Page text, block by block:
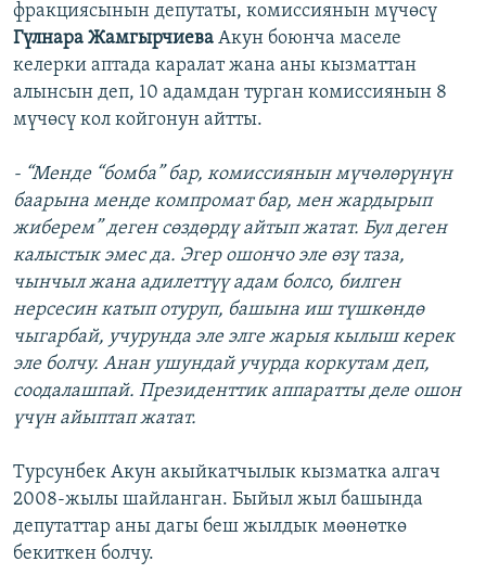
фракциясынын депутаты, комиссиянын мүчөсү
Гүлнара Жамгырчиева Акун боюнча маселе
келерки аптада каралат жана аны кызматтан
алынсын деп, 10 адамдан турган комиссиянын 8
мүчөсү кол койгонун айтты.
- “Менде “бомба” бар, комиссиянын мүчөлөрүнүн
баарына менде компромат бар, мен жардырып
жиберем” деген сөздөрдү айтып жатат. Бул деген
калыстык эмес да. Эгер ошончо эле өзү таза,
чынчыл жана адилеттүү адам болсо, билген
нерсесин катып отуруп, башына иш түшкөндө
чыгарбай, учурунда эле элге жарыя кылыш керек
эле болчу. Анан ушундай учурда коркутам деп,
соодалашпай. Президенттик аппаратты деле ошон
үчүн айыптап жатат.
Турсунбек Акун акыйкатчылык кызматка алгач
2008-жылы шайланган. Быйыл жыл башында
депутаттар аны дагы беш жылдык мөөнөткө
бекиткен болчу.